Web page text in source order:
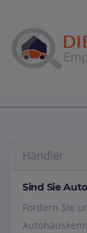
Händler
Sind Sie
Fordern Sie